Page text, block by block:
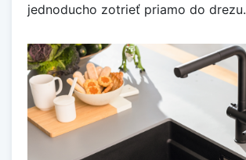
jednoducho zotrieť priamo do drezu.